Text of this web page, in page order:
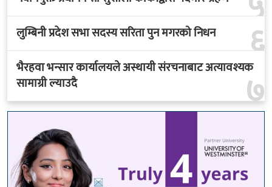
६
लुम्बिनी प्रदेश सभा सदस्य सरिता पुन मगरको निधन
७
भैरहवा भन्सार कार्यालयले अस्थायी संरचनाबाट अत्यावश्यक
सामाग्री ल्याउदै